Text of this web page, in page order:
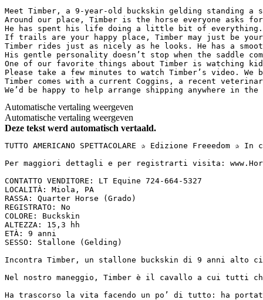
Meet Timber, a 9-year-old buckskin gelding standing
Around our place, Timber is the horse everyone asks
He has spent his life doing a little bit of everything.
If trails are your happy place, Timber may just be
Timber rides just as nicely as he looks. He has a
His gentle personality doesn’t stop when the saddle
One of our favorite things about Timber is watching
Please take a few minutes to watch Timber’s video.
Timber comes with a current Coggins, a recent
We’d be happy to help arrange shipping anywhere in
Automatische vertaling weergeven
Automatische vertaling weergeven
Deze tekst werd automatisch vertaald.
TUTTO AMERICANO SPETTACOLARE ✰ Edizione
Per maggiori dettagli e per registrarti visita:
CONTATTO VENDITORE: LT Equine 724-664-5327
LOCALITÀ: Miola, PA
RASSA: Quarter Horse (Grado)
REGISTRATO: No
COLORE: Buckskin
ALTEZZA: 15,3 hh
ETÀ: 9 anni
SESSO: Stallone (Gelding)
Incontra Timber, un stallone buckskin di 9 anni alto
Nel nostro maneggio, Timber è il cavallo a cui tutti
Ha trascorso la vita facendo un po’ di tutto: ha